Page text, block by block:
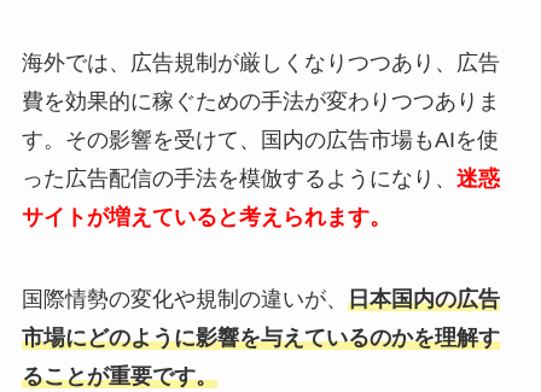
海外では、広告規制が厳しくなりつつあり、広告
費を効果的に稼ぐための手法が変わりつつありま
す。その影響を受けて、国内の広告市場もAIを使
った広告配信の手法を模倣するようになり、 迷惑
サイトが増えていると考えられます。
国際情勢の変化や規制の違いが、 日本国内の広告
市場にどのように影響を与えているのかを理解す
ることが重要です。